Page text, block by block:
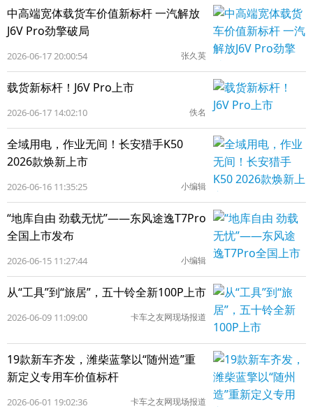
中高端宽体载货车价值新标杆 一汽解放
J6V Pro劲擎破局
2026-06-17 20:00:54 张久英
载货新标杆！J6V Pro上市
2026-06-17 14:02:10 佚名
全域用电，作业无间！长安猎手K50
2026款焕新上市
2026-06-16 11:35:25 小编辑
“地库自由 劲载无忧”——东风途逸T7Pro
全国上市发布
2026-06-15 11:27:44 小编辑
从“工具”到“旅居”，五十铃全新100P上市
2026-06-09 11:09:00 卡车之友网现场报道
19款新车齐发，潍柴蓝擎以“随州造”重
新定义专用车价值标杆
2026-06-01 19:02:36 卡车之友网现场报道